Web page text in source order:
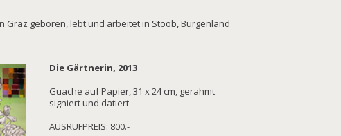
Graz geboren, lebt und arbeitet in Stoob, Burgenland
Die Gärtnerin, 2013
Guache auf Papier, 31 x 24 cm, gerahmt
signiert und datiert
AUSRUFPREIS: 800.-